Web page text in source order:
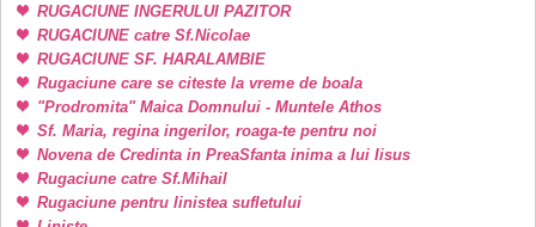
RUGACIUNE INGERULUI PAZITOR
RUGACIUNE catre Sf.Nicolae
RUGACIUNE SF. HARALAMBIE
Rugaciune care se citeste la vreme de boala
"Prodromita" Maica Domnului - Muntele Athos
Sf. Maria, regina ingerilor, roaga-te pentru noi
Novena de Credinta in PreaSfanta inima a lui Iisus
Rugaciune catre Sf.Mihail
Rugaciune pentru linistea sufletului